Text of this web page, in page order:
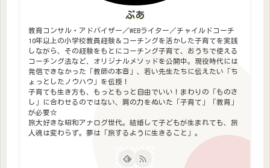
ぶあ
教育コンサル・アドバイザー／WEBライター／チャイルドコーチ
10年以上の小学校教員経験＆コーチングを活かした子育てを実践
しながら、その経験をもとにコーチング子育て、おうちで使える
コーチング法など、オリジナルメソッドを公開中。現役時代には
発信できなかった「教師の本音」、若い先生たちに伝えたい「ち
ょっとしたノウハウ」を伝授！
子育ても生き方も、もっともっと自由でいい！まわりの「ものさ
し」に合わせるのではない、肩の力をぬいた「子育て」「教育」
が必要☆
旅大好きな昭和アナログ世代。結婚して子どもが生まれても、旅
人魂は変わらず。夢は「旅するように生きること」。